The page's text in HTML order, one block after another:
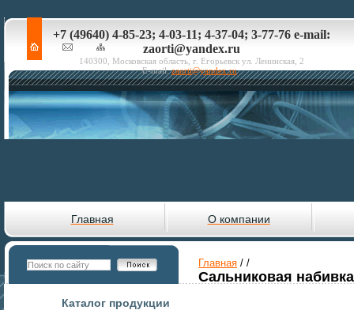
+7 (49640) 4-85-23; 4-03-11; 4-37-04; 3-77-76 e-mail:
zaorti@yandex.ru
140300, Московская область, г. Егорьевск ул. Ленинская, 2
E-mail:zaorti@yandex.ru
Главная О компании
Каталог продукции
Главная / /
Сальниковая